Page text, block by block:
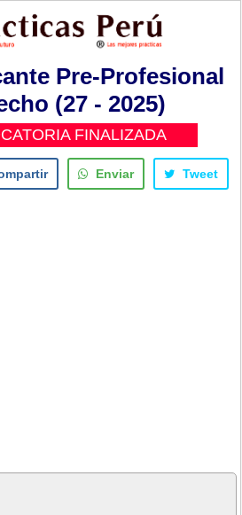
Pre-Profesional
(27 - 2025)
FINALIZADA
Enviar Tweet